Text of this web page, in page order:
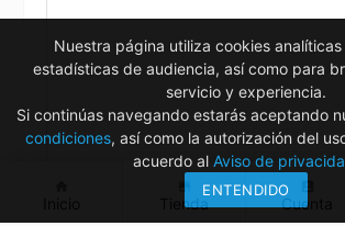
Tienda Cuenta
Nuestra página utiliza cookies
estadísticas de audiencia, así como para
servicio y experiencia.
Si continúas navegando estarás aceptando
condiciones, así como la autorización del
acuerdo al Aviso de
ENTENDIDO